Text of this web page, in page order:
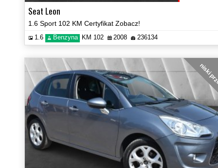
Seat Leon
1.6 Sport 102 KM Certyfikat Zobacz!
1.6 Benzyna KM 102 2008 236134
niski